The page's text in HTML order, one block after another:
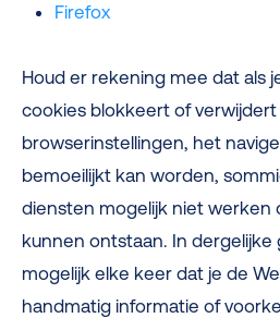
Firefox
Houd er rekening mee dat als
cookies blokkeert of verwijdert
browserinstellingen, het
bemoeilijkt kan worden,
diensten mogelijk niet werken
kunnen ontstaan. In dergelijke
mogelijk elke keer dat je de
handmatig informatie of